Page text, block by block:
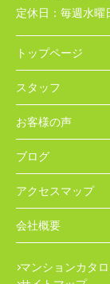
定休日： 毎週水
トップページ
スタッフ
お客様の声
ブログ
アクセスマップ
会社概要
マンションカタ